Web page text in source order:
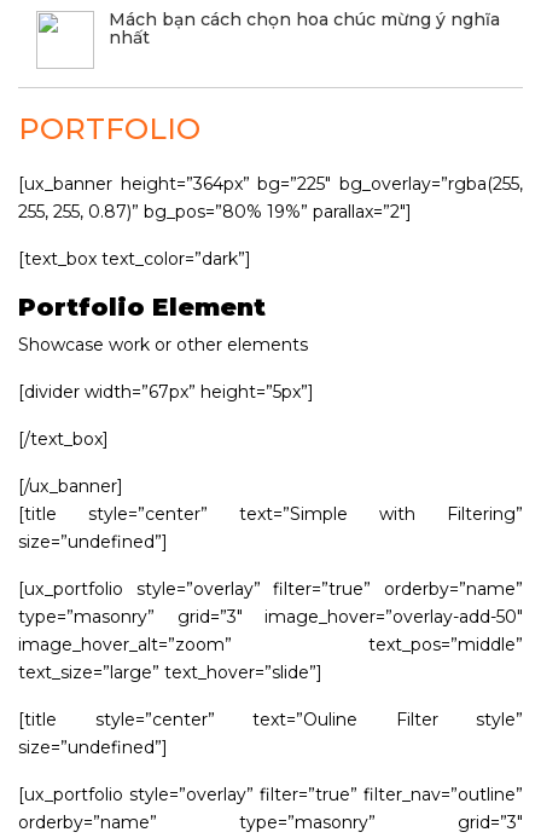
Mách bạn cách chọn hoa chúc mừng ý nghĩa
nhất
PORTFOLIO
[ux_banner height=”364px” bg=”225″ bg_overlay=”rgba(255,
255, 255, 0.87)” bg_pos=”80% 19%” parallax=”2″]
[text_box text_color=”dark”]
Portfolio Element
Showcase work or other elements
[divider width=”67px” height=”5px”]
[/text_box]
[/ux_banner]
[title style=”center” text=”Simple with Filtering”
size=”undefined”]
[ux_portfolio style=”overlay” filter=”true” orderby=”name”
type=”masonry” grid=”3″ image_hover=”overlay-add-50″
image_hover_alt=”zoom” text_pos=”middle”
text_size=”large” text_hover=”slide”]
[title style=”center” text=”Ouline Filter style”
size=”undefined”]
[ux_portfolio style=”overlay” filter=”true” filter_nav=”outline”
orderby=”name” type=”masonry” grid=”3″